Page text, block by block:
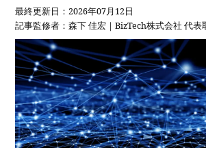
最終更新日：2026年07月12日
記事監修者：森下 佳宏｜BizTech株式会社 代表